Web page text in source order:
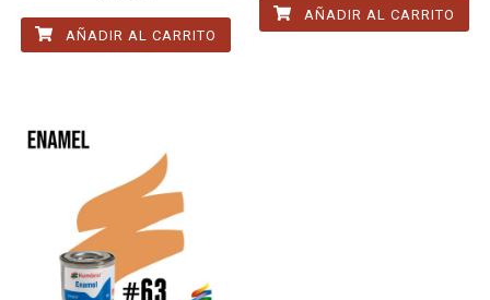
AÑADIR AL CARRITO
AÑADIR AL CARRITO